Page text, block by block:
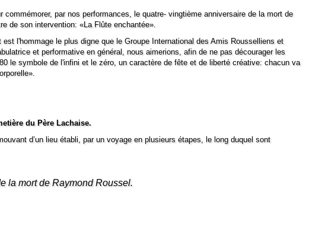
par nos performances, le quatre- vingtième anniversaire de la mort de
de son intervention: «La Flûte enchantée».
est l'hommage le plus digne que le Groupe International des Amis Rousselliens et
et performative en général, nous aimerions, afin de ne pas décourager les
le symbole de l'infini et le zéro, un caractère de fête et de liberté créative: chacun va
du Père Lachaise.
d’un lieu établi, par un voyage en plusieurs étapes, le long duquel sont
la mort de Raymond Roussel.